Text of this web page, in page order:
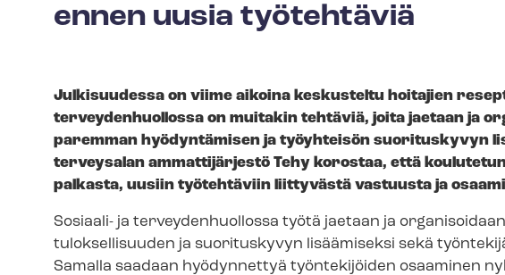
ennen uusia työtehtäviä
Julkisuudessa on viime aikoina keskusteltu hoitajien
ter­vey­den­huol­los­sa on muitakin tehtäviä, joita jaetaan ja
paremman hyödyntämisen ja työyhteisön suorituskyvyn
terveysalan ammattijärjestö Tehy korostaa, että
palkasta, uusiin työtehtäviin liittyvästä vastuusta ja
Sosiaali- ja ter­vey­den­huol­los­sa työtä jaetaan ja
tuloksellisuuden ja suorituskyvyn lisäämiseksi sekä
Samalla saadaan hyödynnettyä työntekijöiden osaaminen